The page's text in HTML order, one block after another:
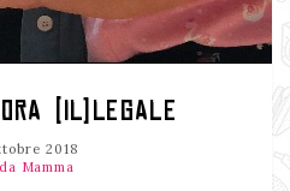
(IL)LEGALE
2018
Mamma